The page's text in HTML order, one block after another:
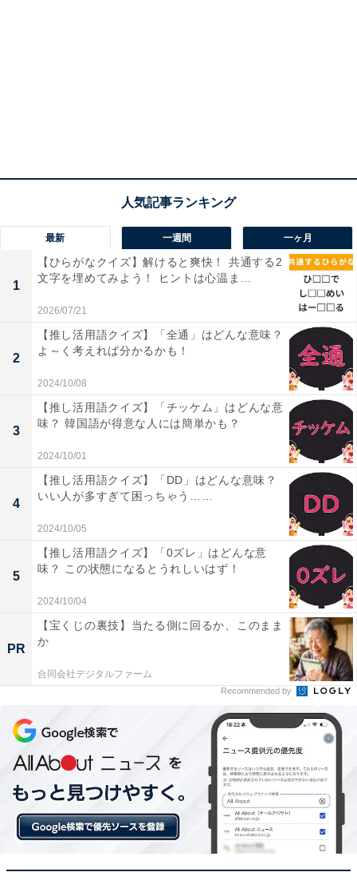
最新 一週間 一ヶ月
1
【ひらがなクイズ】解けると爽快！ 共通する2
文字を埋めてみよう！ ヒントは心温ま...
2026/07/21
2
【推し活用語クイズ】「全通」はどんな意味？
よ～く考えれば分かるかも！
2024/10/08
3
【推し活用語クイズ】「チッケム」はどんな意
味？ 韓国語が得意な人には簡単かも？
2024/10/01
4
【推し活用語クイズ】「DD」はどんな意味？
いい人が多すぎて困っちゃう……
2024/10/05
5
【推し活用語クイズ】「0ズレ」はどんな意
味？ この状態になるとうれしいはず！
2024/10/04
PR
【宝くじの裏技】当たる側に回るか、このまま
か
合同会社デジタルファーム
Recommended by